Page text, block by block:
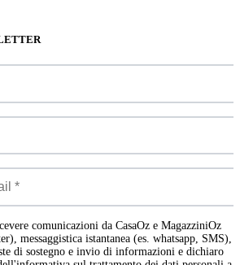
comunicazioni da CasaOz e MagazziniOz
messaggistica istantanea (es. whatsapp, SMS),
di sostegno e invio di informazioni e dichiaro